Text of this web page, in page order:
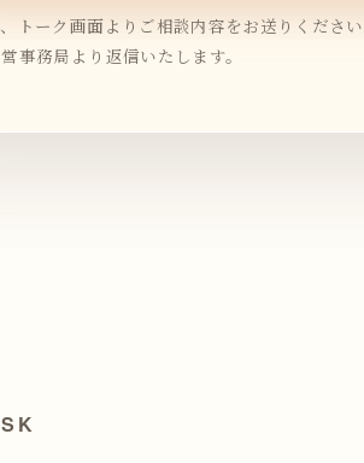
トーク画面よりご相談内容をお送りくださ
事務局より返信いたします。